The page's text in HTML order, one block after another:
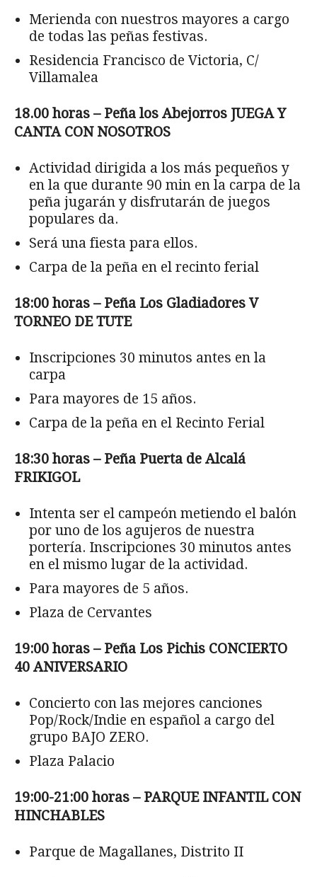
Merienda con nuestros mayores a cargo
de todas las peñas festivas.
Residencia Francisco de Victoria, C/
Villamalea
18.00 horas – Peña los Abejorros JUEGA Y
CANTA CON NOSOTROS
Actividad dirigida a los más pequeños y
en la que durante 90 min en la carpa de la
peña jugarán y disfrutarán de juegos
populares da.
Será una fiesta para ellos.
Carpa de la peña en el recinto ferial
18:00 horas – Peña Los Gladiadores V
TORNEO DE TUTE
Inscripciones 30 minutos antes en la
carpa
Para mayores de 15 años.
Carpa de la peña en el Recinto Ferial
18:30 horas – Peña Puerta de Alcalá
FRIKIGOL
Intenta ser el campeón metiendo el balón
por uno de los agujeros de nuestra
portería. Inscripciones 30 minutos antes
en el mismo lugar de la actividad.
Para mayores de 5 años.
Plaza de Cervantes
19:00 horas – Peña Los Pichis CONCIERTO
40 ANIVERSARIO
Concierto con las mejores canciones
Pop/Rock/Indie en español a cargo del
grupo BAJO ZERO.
Plaza Palacio
19:00-21:00 horas – PARQUE INFANTIL CON
HINCHABLES
Parque de Magallanes, Distrito II